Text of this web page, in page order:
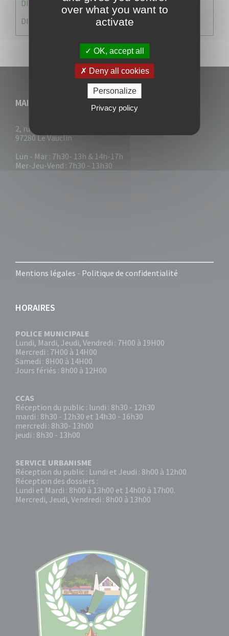
DIRECTION DES RESSOURCES ET MOYENS
DIRECTION DU DEVELLOPPEMENT URBAIN DURABL
MAIRIE DU VAUCLIN
2, rue Collignon
97280 Le Vauclin
Lun - Mar : 7h30- 13h & 14h-17h
Mer-Jeu-Vend : 7h30 - 13h30
Mentions légales - Politique de confidentialité
HORAIRES
POLICE MUNICIPALE
Lundi, Mardi, Jeudi, Vendredi : 7H00 à 19H00
Mercredi : 7H00 à 14H00
Samedi : 8H00 à 14H00
Jours fériés : 8h00 à 12H00
CCAS
Réception du public : lundi : 8h30 - 12h30
mardi : 8h30 - 12h30 et 14h30 - 16h30
mercredi : 8h30- 13h00
jeudi : 8h30 - 13h00
SERVICE URBANISME
Réception du public : Lundi et Jeudi : 8h00 à 12h00
Réception des dossiers :
Lundi et Mardi : 8h00 à 13h00 et 14h00 à 17h00.
Mercredi, Jeudi, Vendredi : 8h00 à 13h00
over what you want to
activate
OK, accept all
Deny all cookies
Personalize
Privacy policy